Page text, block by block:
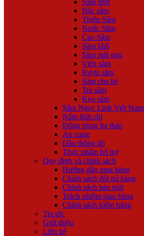
Hắc sâm
Thiên Sâm
Nước Sâm
Cao Sâm
Sâm khô
Sâm mật ong
Viên sâm
Rượu sâm
Sâm cho bé
Trà sâm
Kẹo sâm
Sâm Ngọc Linh Việt Nam
Nấm linh chi
Đông trùng hạ thảo
An cung
Dầu thông đỏ
Thực phẩm bổ trợ
Quy định và chính sách
Hướng dẫn mua hàng
Chính sách đổi trả hàng
Chính sách bảo mật
Trách nhiệm giao hàng
Chính sách kiểm hàng
Tin tức
Giới thiệu
Liên hệ